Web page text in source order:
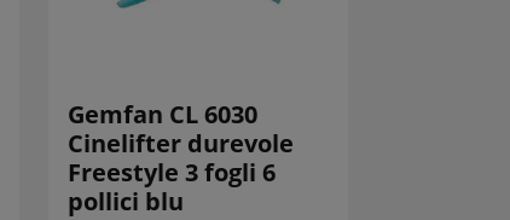
Gemfan CL 6030
Cinelifter durevole
Freestyle 3 fogli 6
pollici blu